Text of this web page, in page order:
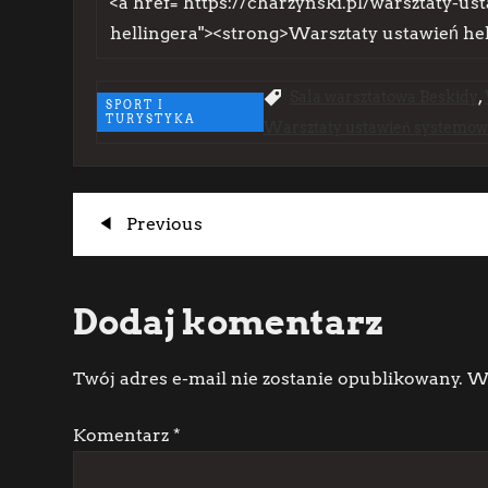
SPORT I
TURYSTYKA
,
N
w
i
g
Previous
Post
Previous
Dodaj komentarz
Twój adres e-mail nie zostanie opublikowany.
Komentarz*